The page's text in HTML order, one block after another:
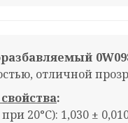
отличной
:
20°С): 1,030 ±